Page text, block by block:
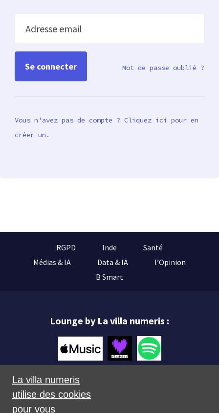
Adresse email
Mot de passe oublié ?
Vous n'avez pas de compte ? Cliquez ici pour en
créer un.
RGPD Inde
Santé
Médias & IA
Data & IA
l’Opinion
B Smart
Lounge by La villa numeris :
La villa numeris
utilise des cookies
pour vous